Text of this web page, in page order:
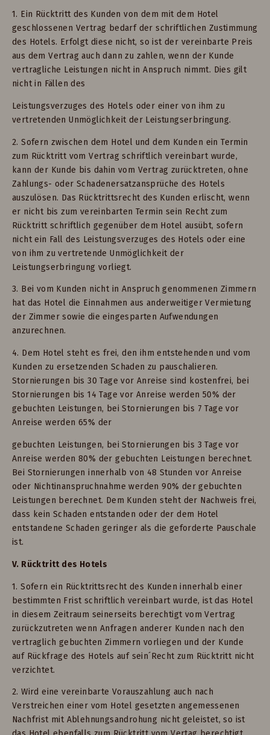
1. Ein Rücktritt des Kunden von dem mit dem Hotel
geschlossenen Vertrag bedarf der schriftlichen Zustimmung
des Hotels. Erfolgt diese nicht, so ist der vereinbarte Preis
aus dem Vertrag auch dann zu zahlen, wenn der Kunde
vertragliche Leistungen nicht in Anspruch nimmt. Dies gilt
nicht in Fällen des
Leistungsverzuges des Hotels oder einer von ihm zu
vertretenden Unmöglichkeit der Leistungserbringung.
2. Sofern zwischen dem Hotel und dem Kunden ein Termin
zum Rücktritt vom Vertrag schriftlich vereinbart wurde,
kann der Kunde bis dahin vom Vertrag zurücktreten, ohne
Zahlungs- oder Schadenersatzansprüche des Hotels
auszulösen. Das Rücktrittsrecht des Kunden erlischt, wenn
er nicht bis zum vereinbarten Termin sein Recht zum
Rücktritt schriftlich gegenüber dem Hotel ausübt, sofern
nicht ein Fall des Leistungsverzuges des Hotels oder eine
von ihm zu vertretende Unmöglichkeit der
Leistungserbringung vorliegt.
3. Bei vom Kunden nicht in Anspruch genommenen Zimmern
hat das Hotel die Einnahmen aus anderweitiger Vermietung
der Zimmer sowie die eingesparten Aufwendungen
anzurechnen.
4. Dem Hotel steht es frei, den ihm entstehenden und vom
Kunden zu ersetzenden Schaden zu pauschalieren.
Stornierungen bis 30 Tage vor Anreise sind kostenfrei, bei
Stornierungen bis 14 Tage vor Anreise werden 50% der
gebuchten Leistungen, bei Stornierungen bis 7 Tage vor
Anreise werden 65% der
gebuchten Leistungen, bei Stornierungen bis 3 Tage vor
Anreise werden 80% der gebuchten Leistungen berechnet.
Bei Stornierungen innerhalb von 48 Stunden vor Anreise
oder Nichtinanspruchnahme werden 90% der gebuchten
Leistungen berechnet. Dem Kunden steht der Nachweis frei,
dass kein Schaden entstanden oder der dem Hotel
entstandene Schaden geringer als die geforderte Pauschale
ist.
V. Rücktritt des Hotels
1. Sofern ein Rücktrittsrecht des Kunden innerhalb einer
bestimmten Frist schriftlich vereinbart wurde, ist das Hotel
in diesem Zeitraum seinerseits berechtigt vom Vertrag
zurückzutreten wenn Anfragen anderer Kunden nach den
vertraglich gebuchten Zimmern vorliegen und der Kunde
auf Rückfrage des Hotels auf sein´Recht zum Rücktritt nicht
verzichtet.
2. Wird eine vereinbarte Vorauszahlung auch nach
Verstreichen einer vom Hotel gesetzten angemessenen
Nachfrist mit Ablehnungsandrohung nicht geleistet, so ist